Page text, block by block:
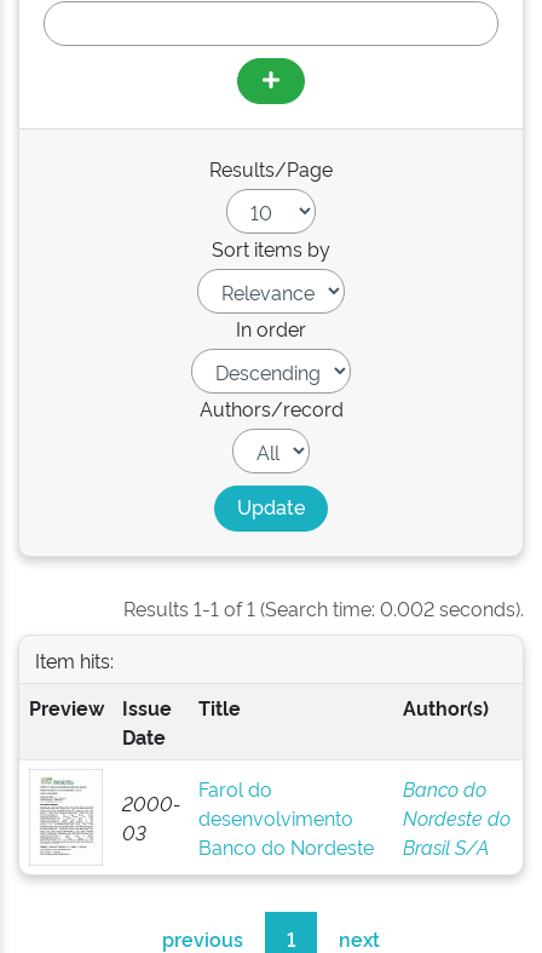
Results/Page
Sort items by
In order
Authors/record
Results 1-1 of 1 (Search time: 0.002 seconds).
Item hits:
Preview
Issue
Date
Title Author(s)
2000-
03
Farol do
desenvolvimento
Banco do Nordeste
Banco do
Nordeste do
Brasil S/A
previous 1 next